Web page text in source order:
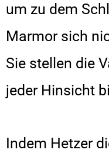
um zu dem
Marmor sich
Sie stellen die
jeder Hinsicht
Indem Hetzer